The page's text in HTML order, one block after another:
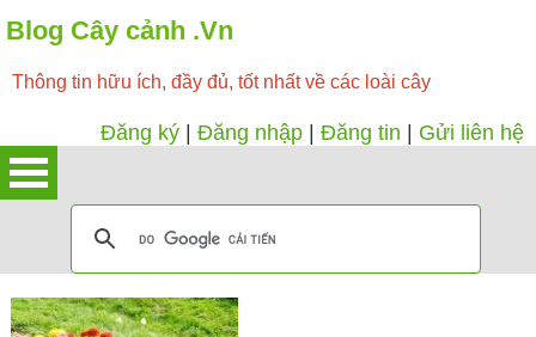
Blog Cây cảnh .Vn
Thông tin hữu ích, đầy đủ, tốt nhất về các loài cây
Đăng ký Đăng nhập Đăng tin Gửi liên hệ